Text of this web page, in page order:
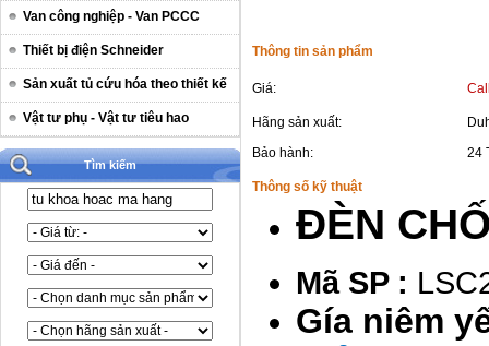
Van công nghiệp - Van PCCC
Thiết bị điện Schneider
Sản xuất tủ cứu hóa theo thiết kế
Vật tư phụ - Vật tư tiêu hao
Tìm kiếm
Thông tin sản phẩm
Giá:
Hãng sản xuất:
Bảo hành:
24
Thông số kỹ thuật
ĐÈN
Mã SP :
Gía niêm